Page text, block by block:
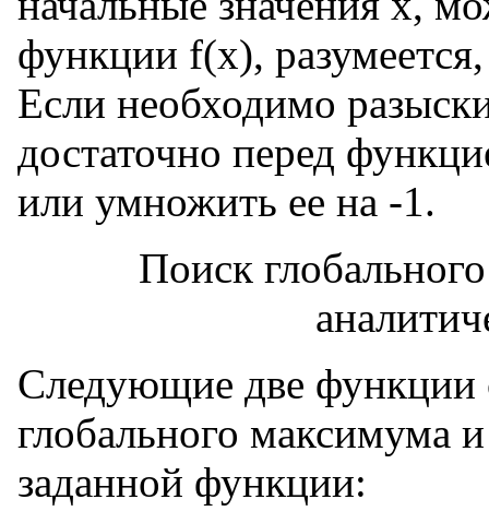
функции f(x),
Если необходимо
достаточно перед
или умножить ее на -1.
Поиск
Следующие две функции
глобального максимума
заданной функции: